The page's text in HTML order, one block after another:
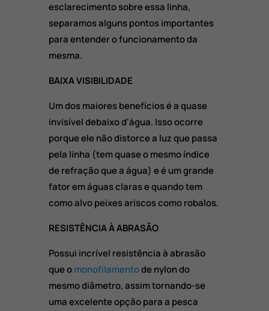
esclarecimento sobre essa linha,
separamos alguns pontos importantes
para entender o funcionamento da
mesma.
BAIXA VISIBILIDADE
Um dos maiores benefícios é a quase
invisível debaixo d'água. Isso ocorre
porque ele não distorce a luz que passa
pela linha (tem quase o mesmo índice
de refração que a água) e é um grande
fator em águas claras e quando tem
como alvo peixes ariscos como robalos.
RESISTÊNCIA À ABRASÃO
Possui incrível resistência à abrasão
que omonofilamentode nylon do
mesmo diâmetro, assim tornando-se
uma excelente opção para a pesca